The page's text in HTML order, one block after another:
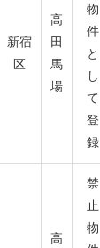
新宿
区
高
田
馬
場
物
件
と
し
て
登
録
高
禁
止
物